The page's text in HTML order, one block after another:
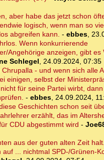
aber habe das jetzt schon
logisch, wenn man so
abgreifen kann. - ebbes,
Wenn konkurrierende
Angehörige anzeigen, gibt es
Schlegel, 24.09.2024, 07:35
Chrupalla - und wenn sich alle
einigen, selbst der
für seine Partei wirbt,
- ebbes, 24.09.2024,
Geschichten schon seit
erzählt, das im
CDU abgestimmt wird -
aus der guten alten Zeit
auf ... nichtmal SPD-/Grünen-